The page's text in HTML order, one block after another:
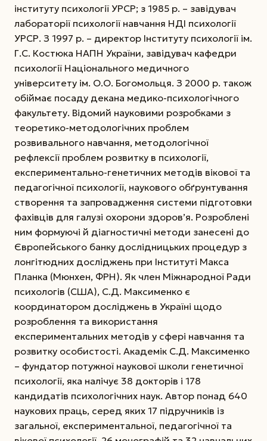
інституту психології УРСР; з 1985 р. – завідувач
лабораторії психології навчання НДІ психології
УРСР. З 1997 р. – директор Інституту психології ім.
Г.С. Костюка НАПН України, завідувач кафедри
психології Національного медичного
університету ім. О.О. Богомольця. З 2000 р. також
обіймає посаду декана медико-психологічного
факультету. Відомий науковими розробками з
теоретико-методологічних проблем
розвивального навчання, методологічної
рефлексії проблем розвитку в психології,
експериментально-генетичних методів вікової та
педагогічної психології, наукового обґрунтування
створення та запровадження системи підготовки
фахівців для галузі охорони здоров’я. Розроблені
ним формуючі й діагностичні методи занесені до
Європейського банку дослідницьких процедур з
лонгітюдних досліджень при Інституті Макса
Планка (Мюнхен, ФРН). Як член Міжнародної Ради
психологів (США), С.Д. Максименко є
координатором досліджень в Україні щодо
розроблення та використання
експериментальних методів у сфері навчання та
розвитку особистості. Академік С.Д. Максименко
– фундатор потужної наукової школи генетичної
психології, яка налічує 38 докторів і 178
кандидатів психологічних наук. Автор понад 640
наукових праць, серед яких 17 підручників із
загальної, експериментальної, педагогічної та